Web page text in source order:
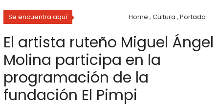
Se encuentra aquí Home ,Cultura ,Portada
El artista ruteño Miguel Ángel
Molina participa en la
programación de la
fundación El Pimpi